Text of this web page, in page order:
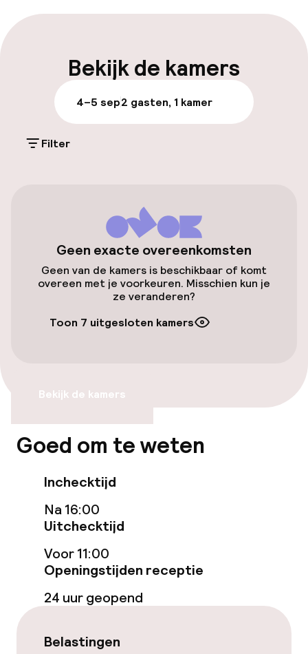
Meertalige medewerkers
Parkeren & mobiliteit
Openbaar parkeren
Eet- en drinkgelegenheden
Restaurant
Overal rookvrij
Bekijk de kamers
4–5 sep2 gasten, 1 kamer
Filter
Geen exacte overeenkomsten
Geen van de kamers is beschikbaar of komt
overeen met je voorkeuren. Misschien kun je
ze veranderen?
Toon 7 uitgesloten kamers
Bekijk de kamers
Goed om te weten
Inchecktijd
Na 16:00
Uitchecktijd
Voor 11:00
Openingstijden receptie
24 uur geopend
Belastingen